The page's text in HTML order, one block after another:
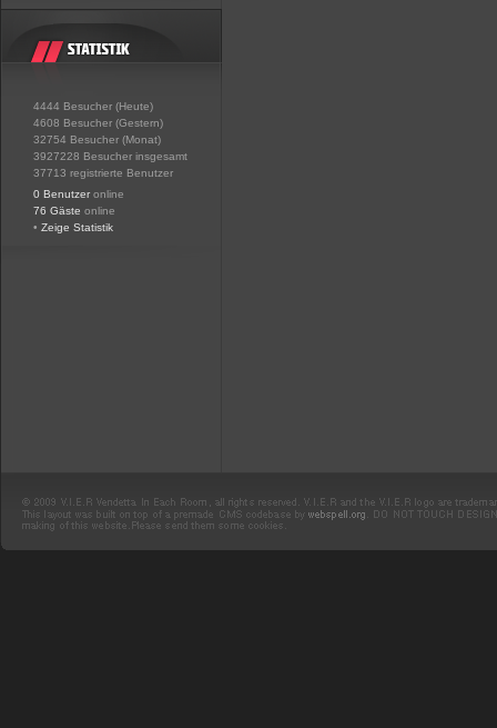
4444 Besucher (Heute)
4608 Besucher (Gestern)
32754 Besucher (Monat)
3927228 Besucher insgesamt
37713 registrierte Benutzer
0 Benutzer online
76 Gäste online
• Zeige Statistik